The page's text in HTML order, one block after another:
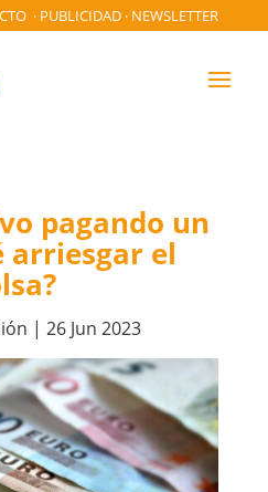
· PUBLICIDAD · NEWSLETTER
pagando un
arriesgar el
| 26 Jun 2023